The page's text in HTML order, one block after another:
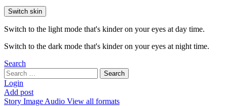
Switch skin
Switch to the light mode that's kinder on your eyes at day time.
Switch to the dark mode that's kinder on your eyes at night time.
Search
Search
for:
Search
Login
Add post
Story Image Audio View all formats